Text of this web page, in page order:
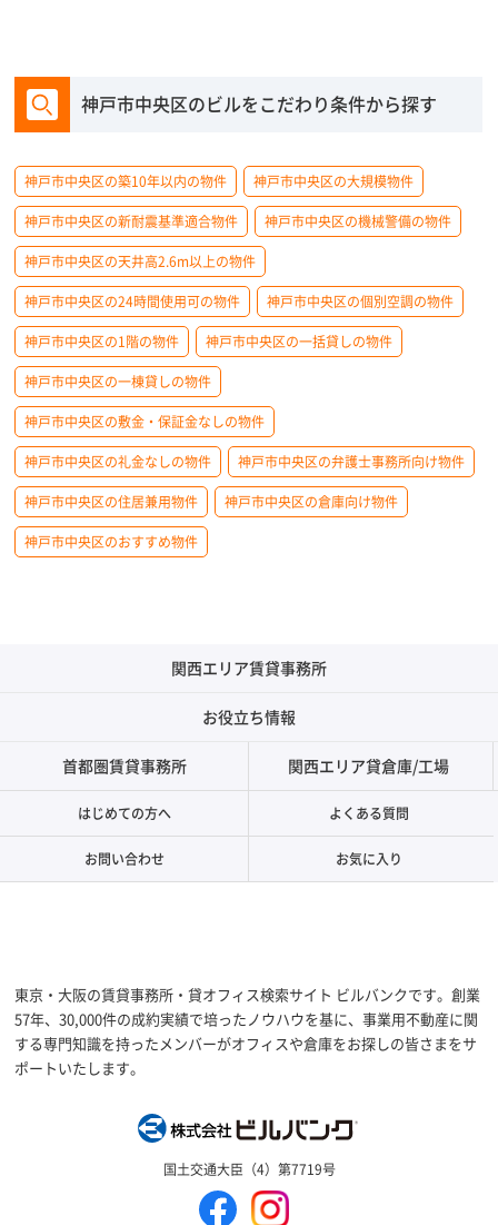
神戸市中央区のビルをこだわり条件から探す
神戸市中央区の築10年以内の物件 神戸市中央区の大規模物件
神戸市中央区の新耐震基準適合物件 神戸市中央区の機械警備の物件
神戸市中央区の天井高2.6m以上の物件
神戸市中央区の24時間使用可の物件 神戸市中央区の個別空調の物件
神戸市中央区の1階の物件 神戸市中央区の一括貸しの物件
神戸市中央区の一棟貸しの物件
神戸市中央区の敷金・保証金なしの物件
神戸市中央区の礼金なしの物件 神戸市中央区の弁護士事務所向け物件
神戸市中央区の住居兼用物件 神戸市中央区の倉庫向け物件
神戸市中央区のおすすめ物件
関西エリア賃貸事務所
お役立ち情報
首都圏賃貸事務所 関西エリア貸倉庫/工場
はじめての方へ よくある質問
お問い合わせ お気に入り
東京・大阪の賃貸事務所・貸オフィス検索サイト ビルバンクです。創業
57年、30,000件の成約実績で培ったノウハウを基に、事業用不動産に関
する専門知識を持ったメンバーがオフィスや倉庫をお探しの皆さまをサ
ポートいたします。
国土交通大臣（4）第7719号